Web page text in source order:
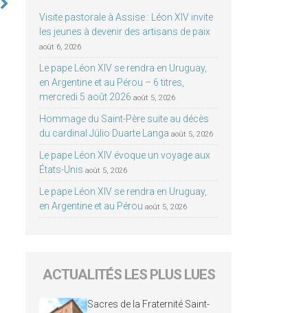
Visite pastorale à Assise : Léon XIV invite
les jeunes à devenir des artisans de paix
août 6, 2026
Le pape Léon XIV se rendra en Uruguay,
en Argentine et au Pérou – 6 titres,
mercredi 5 août 2026 août 5, 2026
Hommage du Saint-Père suite au décès
du cardinal Júlio Duarte Langa août 5, 2026
Le pape Léon XIV évoque un voyage aux
États-Unis août 5, 2026
Le pape Léon XIV se rendra en Uruguay,
en Argentine et au Pérou août 5, 2026
ACTUALITÉS LES PLUS LUES
Sacres de la Fraternité Saint-